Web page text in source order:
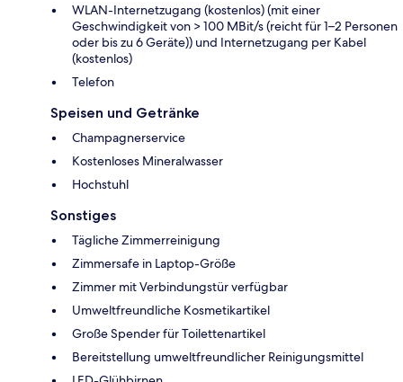
WLAN-Internetzugang (kostenlos) (mit einer
Geschwindigkeit von > 100 MBit/s (reicht für 1–2 Personen
oder bis zu 6 Geräte)) und Internetzugang per Kabel
(kostenlos)
Telefon
Speisen und Getränke
Champagnerservice
Kostenloses Mineralwasser
Hochstuhl
Sonstiges
Tägliche Zimmerreinigung
Zimmersafe in Laptop-Größe
Zimmer mit Verbindungstür verfügbar
Umweltfreundliche Kosmetikartikel
Große Spender für Toilettenartikel
Bereitstellung umweltfreundlicher Reinigungsmittel